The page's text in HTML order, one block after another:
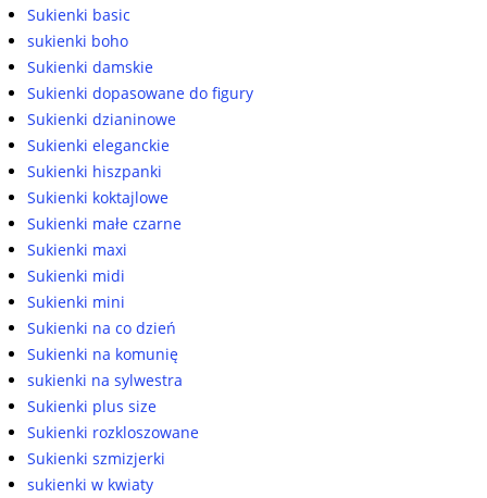
Sukienki basic
sukienki boho
Sukienki damskie
Sukienki dopasowane do figury
Sukienki dzianinowe
Sukienki eleganckie
Sukienki hiszpanki
Sukienki koktajlowe
Sukienki małe czarne
Sukienki maxi
Sukienki midi
Sukienki mini
Sukienki na co dzień
Sukienki na komunię
sukienki na sylwestra
Sukienki plus size
Sukienki rozkloszowane
Sukienki szmizjerki
sukienki w kwiaty